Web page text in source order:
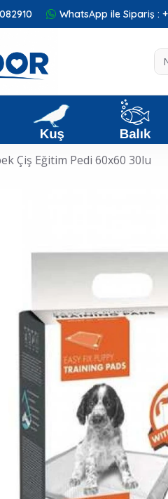
WhatsApp ile Sipariş :
Çiş Eğitim Pedi 60x60 30lu